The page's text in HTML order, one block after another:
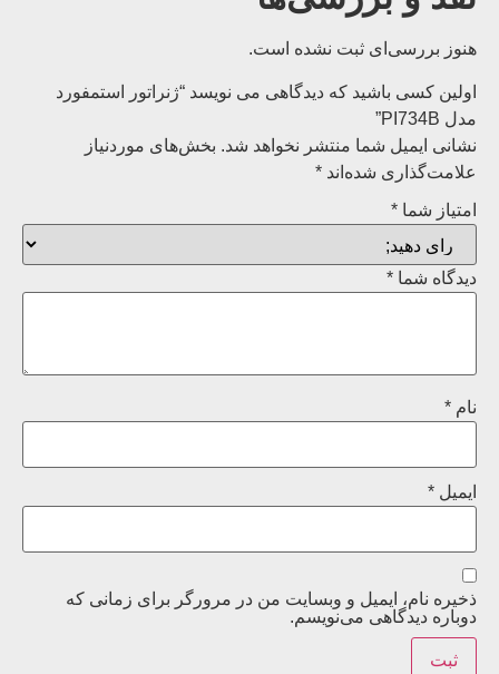
هنوز بررسی‌ای ثبت نشده است.
اولین کسی باشید که دیدگاهی می نویسد “ژنراتور استمفورد
مدل PI734B”
نشانی ایمیل شما منتشر نخواهد شد. بخش‌های موردنیاز
علامت‌گذاری شده‌اند *
امتیاز شما *
دیدگاه شما *
نام *
ایمیل *
ذخیره نام، ایمیل و وبسایت من در مرورگر برای زمانی که
دوباره دیدگاهی می‌نویسم.